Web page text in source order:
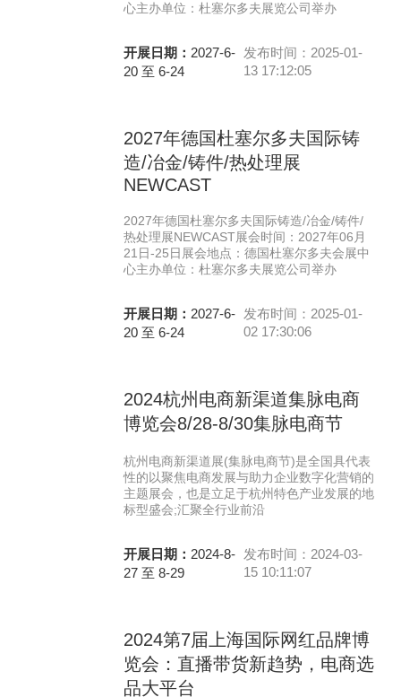
心主办单位：杜塞尔多夫展览公司举办
开展日期： 2027-6-
20 至 6-24
发布时间：2025-01-
13 17:12:05
2027年德国杜塞尔多夫国际铸
造/冶金/铸件/热处理展
NEWCAST
2027年德国杜塞尔多夫国际铸造/冶金/铸件/
热处理展NEWCAST展会时间：2027年06月
21日-25日展会地点：德国杜塞尔多夫会展中
心主办单位：杜塞尔多夫展览公司举办
开展日期： 2027-6-
20 至 6-24
发布时间：2025-01-
02 17:30:06
2024杭州电商新渠道集脉电商
博览会8/28-8/30集脉电商节
杭州电商新渠道展(集脉电商节)是全国具代表
性的以聚焦电商发展与助力企业数字化营销的
主题展会，也是立足于杭州特色产业发展的地
标型盛会;汇聚全行业前沿
开展日期： 2024-8-
27 至 8-29
发布时间：2024-03-
15 10:11:07
2024第7届上海国际网红品牌博
览会：直播带货新趋势，电商选
品大平台